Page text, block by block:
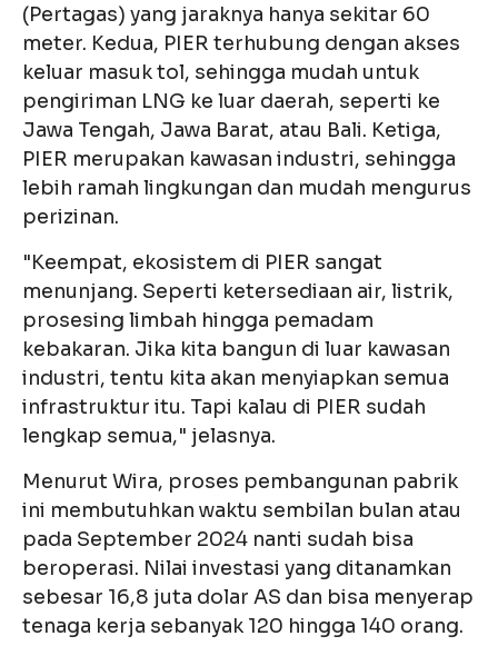
(Pertagas) yang jaraknya hanya sekitar 60
meter. Kedua, PIER terhubung dengan akses
keluar masuk tol, sehingga mudah untuk
pengiriman LNG ke luar daerah, seperti ke
Jawa Tengah, Jawa Barat, atau Bali. Ketiga,
PIER merupakan kawasan industri, sehingga
lebih ramah lingkungan dan mudah mengurus
perizinan.
"Keempat, ekosistem di PIER sangat
menunjang. Seperti ketersediaan air, listrik,
prosesing limbah hingga pemadam
kebakaran. Jika kita bangun di luar kawasan
industri, tentu kita akan menyiapkan semua
infrastruktur itu. Tapi kalau di PIER sudah
lengkap semua," jelasnya.
Menurut Wira, proses pembangunan pabrik
ini membutuhkan waktu sembilan bulan atau
pada September 2024 nanti sudah bisa
beroperasi. Nilai investasi yang ditanamkan
sebesar 16,8 juta dolar AS dan bisa menyerap
tenaga kerja sebanyak 120 hingga 140 orang.